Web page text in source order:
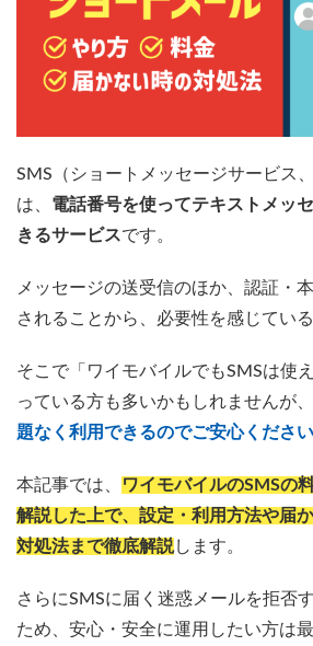
SMS（ショートメッセージサービス
は、 電話番号を使ってテキストメッ
きるサービスです。
メッセージの送受信のほか、認証・
されることから、必要性を感じてい
そこで「ワイモバイルでもSMSは使
っている方も多いかもしれませんが、
題なく利用できるのでご安心ください
本記事では、
ワイモバイルのSMSの
解説した上で、設定・利用方法や届
対処法まで徹底解説します。
さらにSMSに届く迷惑メールを拒否
ため、安心・安全に運用したい方は